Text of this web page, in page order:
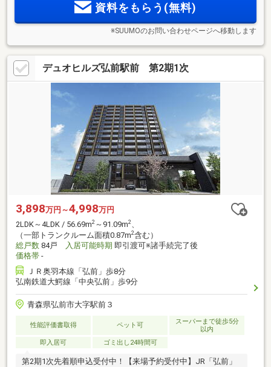
資料をもらう(無料)
※SUUMOのお問い合わせページへ移動します
デュオヒルズ弘前駅前 第2期1次
3,898万円～4,998万円
2LDK～4LDK / 56.69m2 ～91.09m2
（一部トランクルーム面積0.87m2含む）
総戸数 84戸 入居可能時期 即引渡可※諸手続完了後
価格帯 -
ＪＲ奥羽本線「弘前」歩8分
弘南鉄道大鰐線「中央弘前」歩9分
青森県弘前市大字駅前３
性能評価書取得 ペット可
スーパーまで徒歩5分
以内
即入居可
ゴミ出し24時間可
第2期1次先着順申込受付中！【来場予約受付中】JR「弘前」